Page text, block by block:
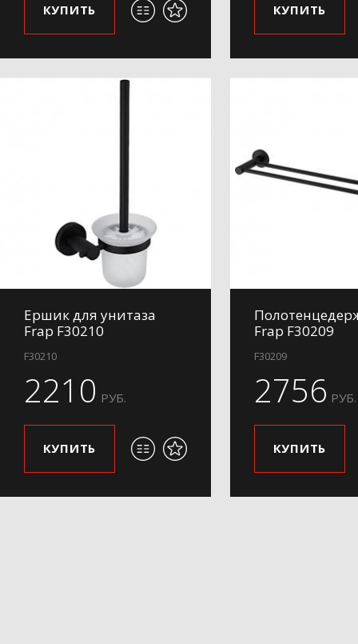
КУПИТЬ КУПИТЬ
Ершик для унитаза
Frap F30210
F30210
2210 РУБ.
КУПИТЬ
Frap F30209
F30209
2756 РУБ.
КУПИТЬ